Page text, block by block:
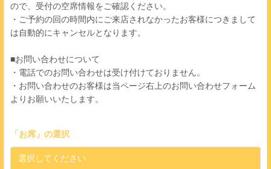
ので、受付の空席情報をご確認ください。
・ご予約の回の時間内にご来店されなかったお客様につきまして
は自動的にキャンセルとなります。
■お問い合わせについて
・電話でのお問い合わせは受け付けておりません。
・お問い合わせのお客様は当ページ右上のお問い合わせフォーム
よりお願いいたします。
「 お席 」の選択
選択してください